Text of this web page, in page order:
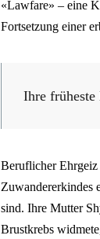
«Lawfare» – eine
Fortsetzung einer
Ihre
Beruflicher Ehrgeiz
Zuwandererkindes
sind. Ihre Mutter
Brustkrebs